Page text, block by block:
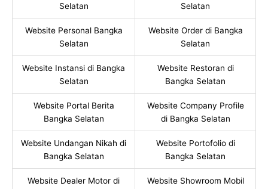
Selatan
Selatan
Website Personal Bangka
Selatan
Website Order di Bangka
Selatan
Website Instansi di Bangka
Selatan
Website Restoran di
Bangka Selatan
Website Portal Berita
Bangka Selatan
Website Company Profile
di Bangka Selatan
Website Undangan Nikah di
Bangka Selatan
Website Portofolio di
Bangka Selatan
Website Dealer Motor di
Website Showroom Mobil